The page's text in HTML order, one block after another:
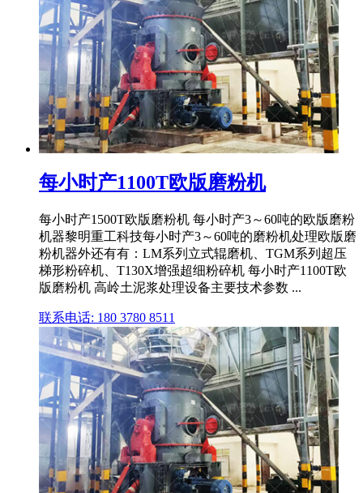
每小时产1100T欧版磨粉机
每小时产1500T欧版磨粉机 每小时产3～60吨的欧版磨粉
机器黎明重工科技每小时产3～60吨的磨粉机处理欧版磨
粉机器外还有有：LM系列立式辊磨机、TGM系列超压
梯形粉碎机、T130X增强超细粉碎机 每小时产1100T欧
版磨粉机 高岭土泥浆处理设备主要技术参数 ...
联系电话: 180 3780 8511